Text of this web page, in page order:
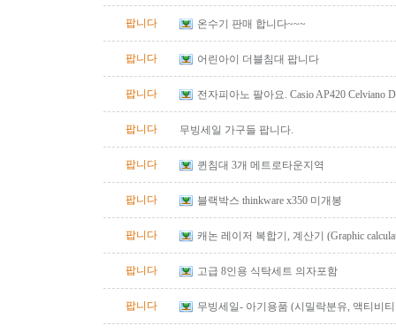
팝니다 온수기 판매 합니다~~~
팝니다 어린아이 더블침대 팝니다
팝니다
전자피아노 팔아요. Casio AP420 Celviano
팝니다
무빙세일 가구들 팝니다.
팝니다 퀸침대 3개 메트로타운지역
팝니다 블랙박스 thinkware x350 미개봉
팝니다
캐논 레이저 복합기, 계산기 (Graphic
팝니다
고급 8인용 식탁세트 의자포함
팝니다
무빙세일- 아기용품 (시밀락분유, 액티비